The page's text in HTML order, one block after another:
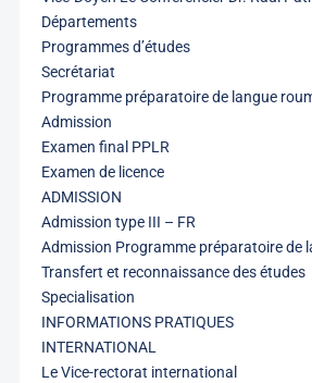
Départements
Programmes d’études
Secrétariat
Programme préparatoire de langue
Admission
Examen final PPLR
Examen de licence
ADMISSION
Admission type III – FR
Admission Programme préparatoire de
Transfert et reconnaissance des études
Specialisation
INFORMATIONS PRATIQUES
INTERNATIONAL
Le Vice-rectorat international